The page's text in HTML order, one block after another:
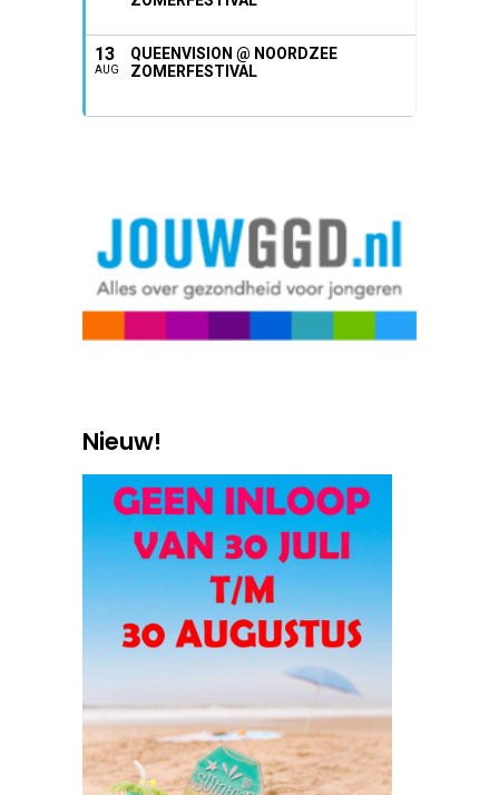
13
AUG
QUEENVISION @ NOORDZEE
ZOMERFESTIVAL
Nieuw!